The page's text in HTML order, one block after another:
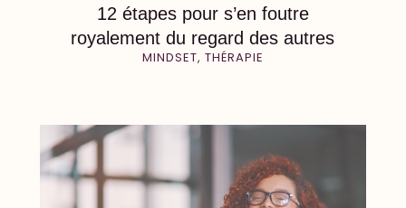
12 étapes pour s’en foutre
royalement du regard des autres
MINDSET, THÉRAPIE